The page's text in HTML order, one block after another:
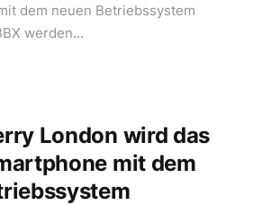
dem neuen Betriebssystem
werden...
London wird das
mit dem